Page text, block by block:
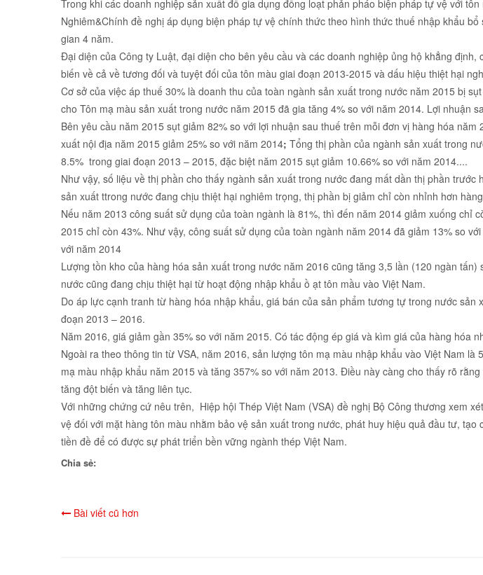
Trong khi các doanh nghiệp sản xuất đồ gia dụng đồng loạt phản pháo biện pháp tự vệ với
Nghiêm&Chính đề nghị áp dụng biện pháp tự vệ chính thức theo hình thức thuế nhập khẩu
gian 4 năm.
Đại diện của Công ty Luật, đại diện cho bên yêu cầu và các doanh nghiệp ủng hộ khẳng
biến về cả về tương đối và tuyệt đối của tôn màu giai đoạn 2013-2015 và dấu hiệu thiệt hại
Cơ sở của việc áp thuế 30% là doanh thu của toàn ngành sản xuất trong nước năm 2015 bị
cho Tôn mạ màu sản xuất trong nước năm 2015 đã gia tăng 4% so với năm 2014. Lợi nhuận
Bên yêu cầu năm 2015 sụt giảm 82% so với lợi nhuận sau thuế trên mỗi đơn vị hàng hóa
xuất nội địa năm 2015 giảm 25% so với năm 2014; Tổng thị phần của ngành sản xuất trong
8.5% trong giai đoạn 2013 – 2015, đặc biệt năm 2015 sụt giảm 10.66% so với năm 2014....
Như vậy, số liệu về thị phần cho thấy ngành sản xuất trong nước đang mất dần thị phần trước
sản xuất ttrong nước đang chịu thiệt hại nghiêm trọng, thị phần bị giảm chỉ còn nhỉnh hơn
Nếu năm 2013 công suất sử dụng của toàn ngành là 81%, thì đến năm 2014 giảm xuống chỉ
2015 chỉ còn 43%. Như vậy, công suất sử dụng của toàn ngành năm 2014 đã giảm 13% so
với năm 2014
Lượng tồn kho của hàng hóa sản xuất trong nước năm 2016 cũng tăng 3,5 lần (120 ngàn
nước cũng đang chịu thiệt hại từ hoạt động nhập khẩu ồ ạt tôn mầu vào Việt Nam.
Do áp lực cạnh tranh từ hàng hóa nhập khẩu, giá bán của sản phẩm tương tự trong nước sản
đoạn 2013 – 2016.
Năm 2016, giá giảm gần 35% so với năm 2015. Có tác động ép giá và kìm giá của hàng hóa
Ngoài ra theo thông tin từ VSA, năm 2016, sản lượng tôn mạ màu nhập khẩu vào Việt Nam
mạ màu nhập khẩu năm 2015 và tăng 357% so với năm 2013. Điều này càng cho thấy rõ
tăng đột biến và tăng liên tục.
Với những chứng cứ nêu trên, Hiệp hội Thép Việt Nam (VSA) đề nghị Bộ Công thương xem
vệ đối với mặt hàng tôn màu nhằm bảo vệ sản xuất trong nước, phát huy hiệu quả đầu tư, tạo
tiền đề để có được sự phát triển bền vững ngành thép Việt Nam.
Chia sẻ:
Bài viết cũ hơn